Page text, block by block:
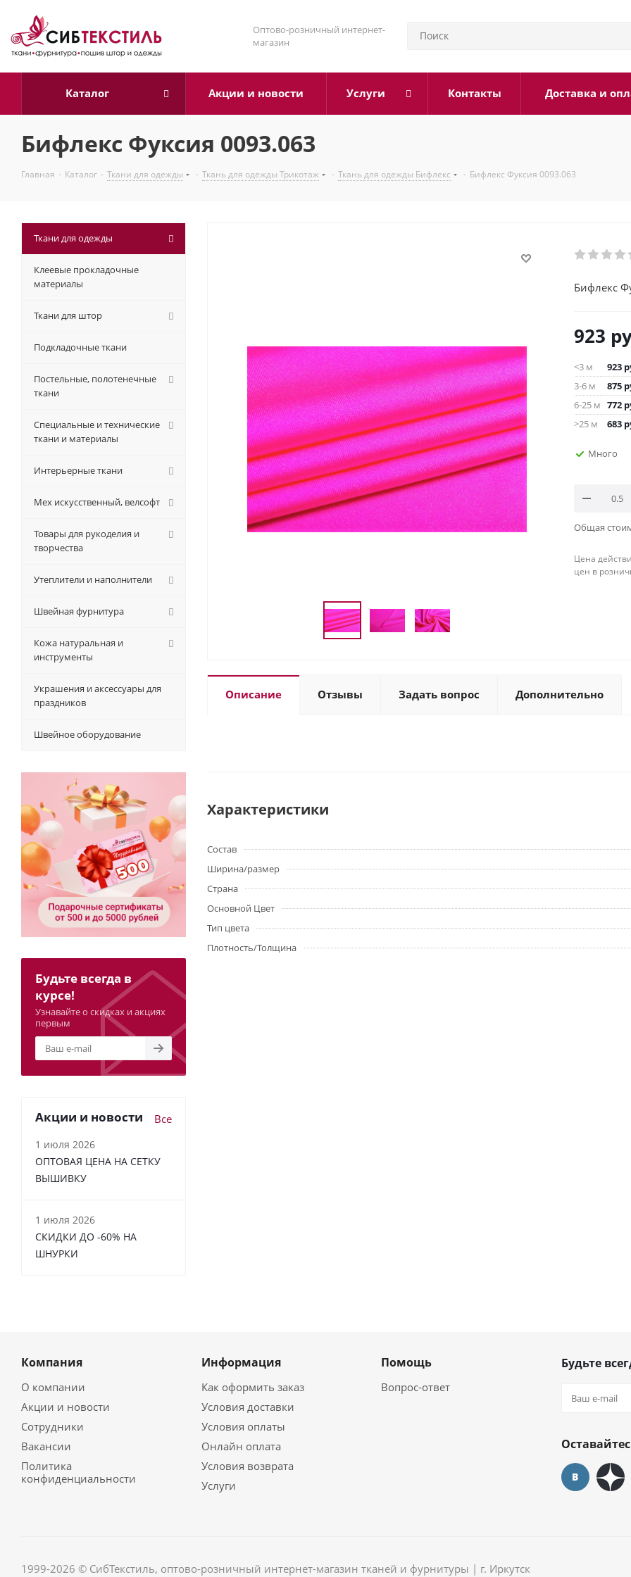
Оптово-розничный интернет-
магазин
Каталог Акции и новости Услуги Контакты Доставка и
Бифлекс Фуксия 0093.063
Главная - Каталог - Ткани для одежды - Ткань для одежды Трикотаж - Ткань для одежды Бифлекс - Бифлекс Фуксия 0093.063
Бифлекс
923
<3 м 923
3-6 м
875
6-25 м 772
>25 м
683
Много
Общая
Цена
цен в
Описание Отзывы Задать вопрос Дополнительно
Характеристики
Состав
Ширина/размер
Страна
Основной Цвет
Тип цвета
Плотность/Толщина
Ткани для одежды
Клеевые прокладочные
материалы
Ткани для штор
Подкладочные ткани
Постельные, полотенечные
ткани
Специальные и технические
ткани и материалы
Интерьерные ткани
Мех искусственный, велсофт
Товары для рукоделия и
творчества
Утеплители и наполнители
Швейная фурнитура
Кожа натуральная и
инструменты
Украшения и аксессуары для
праздников
Швейное оборудование
Будьте всегда в
курсе!
Узнавайте о скидках и акциях
первым
Акции и новости Все
1 июля 2026
ОПТОВАЯ ЦЕНА НА СЕТКУ
ВЫШИВКУ
1 июля 2026
СКИДКИ ДО -60% НА
ШНУРКИ
Компания
О компании
Акции и новости
Сотрудники
Вакансии
Политика
конфиденциальности
Информация
Как оформить заказ
Условия доставки
Условия оплаты
Онлайн оплата
Условия возврата
Услуги
Помощь
Вопрос-ответ
Будьте
1999-2026 © СибТекстиль, оптово-розничный интернет-магазин тканей и фурнитуры | г. Иркутск